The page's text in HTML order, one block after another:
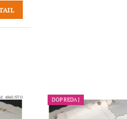
4860/STO DOPREDAJ